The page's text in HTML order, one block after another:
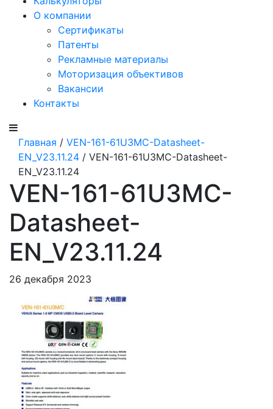
О компании
Сертификаты
Патенты
Рекламные материалы
Моторизация объективов
Вакансии
Контакты
Главная / VEN-161-61U3MC-Datasheet-
EN_V23.11.24 / VEN-161-61U3MC-Datasheet-
EN_V23.11.24
VEN-161-61U3MC-
Datasheet-
EN_V23.11.24
26 декабря 2023